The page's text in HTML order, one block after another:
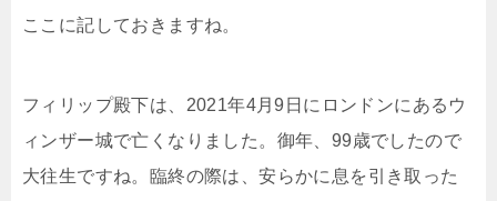
ここに記しておきますね。
フィリップ殿下は、2021年4月9日にロンドンにあるウ
ィンザー城で亡くなりました。御年、99歳でしたので
大往生ですね。臨終の際は、安らかに息を引き取った